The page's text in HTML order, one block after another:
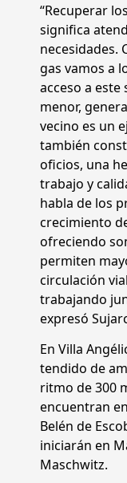
“Recuperar
significa
necesidades.
gas vamos a
acceso a
menor,
vecino es un
también
oficios, una
trabajo y
habla de los
crecimiento
ofreciendo
permiten
circulación
trabajando
expresó
En Villa
tendido de
ritmo de 300
encuentran
Belén de
iniciarán en
Maschwitz.